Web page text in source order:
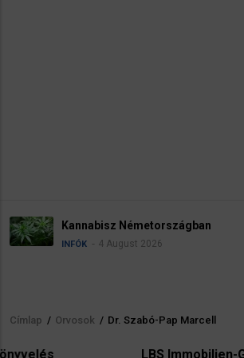
Kannabisz Németországban
INFÓK 4 August 2026
Morzsa
Címlap / Orvosok / Dr. Szabó-Pap Marcell
LBS Immobilien-GmbH